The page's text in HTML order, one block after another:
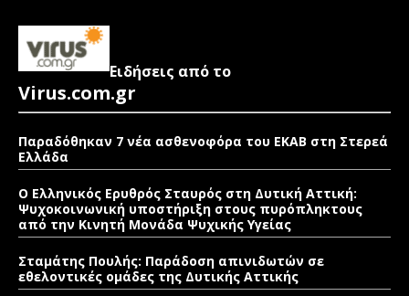
Ειδήσεις από το
Virus.com.gr
Παραδόθηκαν 7 νέα ασθενοφόρα του ΕΚΑΒ στη Στερεά
Ελλάδα
Ο Ελληνικός Ερυθρός Σταυρός στη Δυτική Αττική:
Ψυχοκοινωνική υποστήριξη στους πυρόπληκτους
από την Κινητή Μονάδα Ψυχικής Υγείας
Σταμάτης Πουλής: Παράδοση απινιδωτών σε
εθελοντικές ομάδες της Δυτικής Αττικής